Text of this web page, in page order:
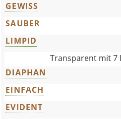
GEWISS
SAUBER
LIMPID
Transparent mit 7
DIAPHAN
EINFACH
EVIDENT